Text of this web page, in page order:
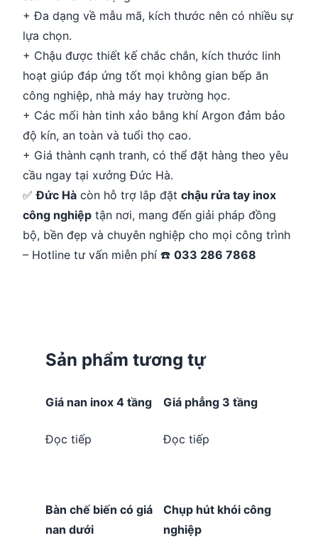
+ Đa dạng về mẫu mã, kích thước nên có nhiều sự
lựa chọn.
+ Chậu được thiết kế chắc chắn, kích thước linh
hoạt giúp đáp ứng tốt mọi không gian bếp ăn
công nghiệp, nhà máy hay trường học.
+ Các mối hàn tinh xảo bằng khí Argon đảm bảo
độ kín, an toàn và tuổi thọ cao.
+ Giá thành cạnh tranh, có thể đặt hàng theo yêu
cầu ngay tại xưởng Đức Hà.
✅Đức Hà còn hỗ trợ lắp đặt chậu rửa tay inox
công nghiệp tận nơi, mang đến giải pháp đồng
bộ, bền đẹp và chuyên nghiệp cho mọi công trình
– Hotline tư vấn miễn phí ☎️ 033 286 7868
Sản phẩm tương tự
Giá nan inox 4 tầng
Đọc tiếp
Giá phẳng 3 tầng
Đọc tiếp
Bàn chế biến có giá
nan dưới
Chụp hút khói công
nghiệp